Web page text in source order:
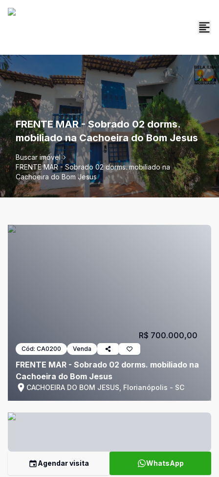
FRENTE MAR - Sobrado 02 dorms.
mobiliado na Cachoeira do Bom Jesus
Buscar imóvel
FRENTE MAR - Sobrado 02 dorms. mobiliado na
Cachoeira do Bom Jesus
Cód: CA0200 Venda
FRENTE MAR - Sobrado 02 dorms. mobiliado na
Cachoeira do Bom Jesus
CACHOEIRA DO BOM JESUS, Florianópolis - SC
R$ 700.000,00
Agendar visita WhatsApp